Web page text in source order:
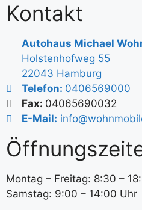
Kontakt
Autohaus Michael
Holstenhofweg 55
22043 Hamburg
Telefon: 0406569000
Fax: 04065690032
E-Mail:
Montag – Freitag: 8:30 –
Samstag: 9:00 – 14:00 Uhr